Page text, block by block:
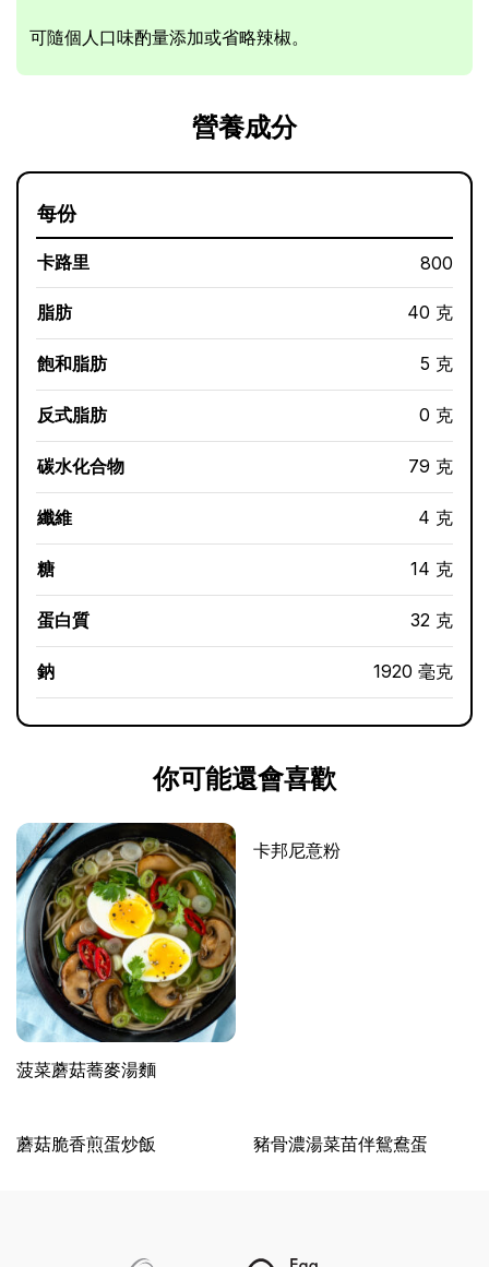
可隨個人口味酌量添加或省略辣椒。
營養成分
每份
卡路里 800
脂肪 40 克
飽和脂肪 5 克
反式脂肪 0 克
碳水化合物 79 克
纖維 4 克
糖 14 克
蛋白質 32 克
鈉 1920 毫克
你可能還會喜歡
菠菜蘑菇蕎麥湯麵
卡邦尼意粉
蘑菇脆香煎蛋炒飯 豬骨濃湯菜苗伴鴛鴦蛋